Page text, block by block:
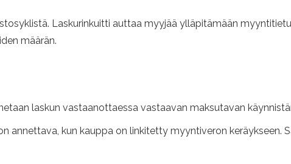
Laskurinkuitti auttaa myyjää ylläpitämään
määrän.
laskun vastaanottaessa vastaavan maksutavan
annettava, kun kauppa on linkitetty myyntiveron keräykseen.